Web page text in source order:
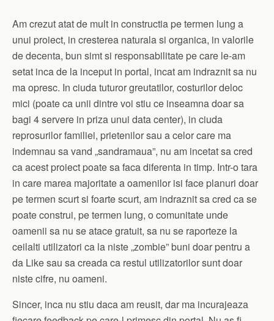
Am crezut atat de mult in constructia pe termen lung a
unui proiect, in cresterea naturala si organica, in valorile
de decenta, bun simt si responsabilitate pe care le-am
setat inca de la inceput in portal, incat am indraznit sa nu
ma opresc. In ciuda tuturor greutatilor, costurilor deloc
mici (poate ca unii dintre voi stiu ce inseamna doar sa
bagi 4 servere in priza unui data center), in ciuda
reprosurilor familiei, prietenilor sau a celor care ma
indemnau sa vand „sandramaua”, nu am incetat sa cred
ca acest proiect poate sa faca diferenta in timp. Intr-o tara
in care marea majoritate a oamenilor isi face planuri doar
pe termen scurt si foarte scurt, am indraznit sa cred ca se
poate construi, pe termen lung, o comunitate unde
oamenii sa nu se atace gratuit, sa nu se raporteze la
ceilalti utilizatori ca la niste „zombie” buni doar pentru a
da Like sau sa creada ca restul utilizatorilor sunt doar
niste cifre, nu oameni.
Sincer, inca nu stiu daca am reusit, dar ma incurajeaza